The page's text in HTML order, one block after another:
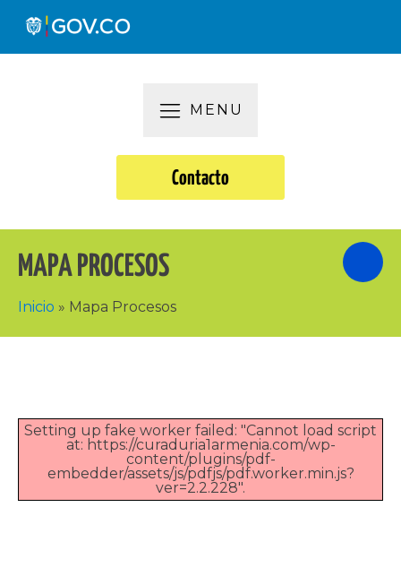
MENU
Contacto
MAPA PROCESOS
Inicio » Mapa Procesos
Setting up fake worker failed: "Cannot load script
at: https://curaduria1armenia.com/wp-
content/plugins/pdf-
embedder/assets/js/pdfjs/pdf.worker.min.js?
ver=2.2.228".